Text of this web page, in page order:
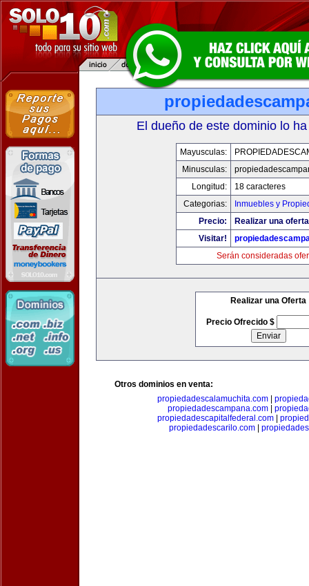
El dueño de este dominio lo
Mayusculas:
Minusculas:
Longitud:
18 caracteres
Categorias:
Inmuebles y
Precio:
Realizar una
Visitar!
Serán consideradas
Realizar una Oferta
Precio Ofrecido $
Otros dominios en venta:
propiedadescalamuchita.com
propiedadescampana.com
propiedadescapitalfederal.com
propiedadescarilo.com